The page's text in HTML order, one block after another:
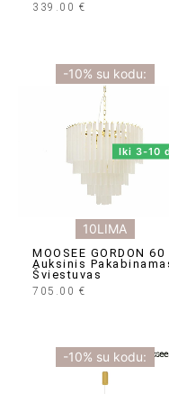
339.00 €
10LIMA
-10% su kodu:
Iki 3-10
MOOSEE GORDON 60
Auksinis
Šviestuvas
705.00 €
-10% su kodu: